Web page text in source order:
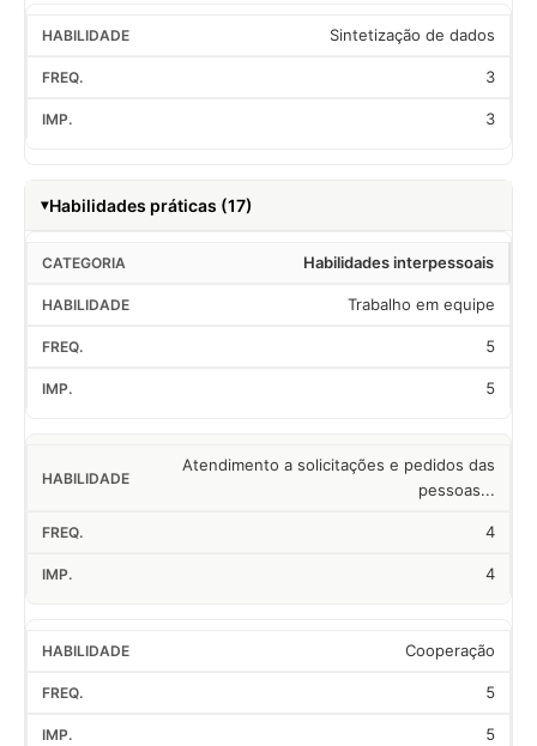
Sintetização de dados
3
3
Habilidades práticas (17)
Habilidades interpessoais
Trabalho em equipe
5
5
Atendimento a solicitações e pedidos das
pessoas...
4
4
Cooperação
5
5